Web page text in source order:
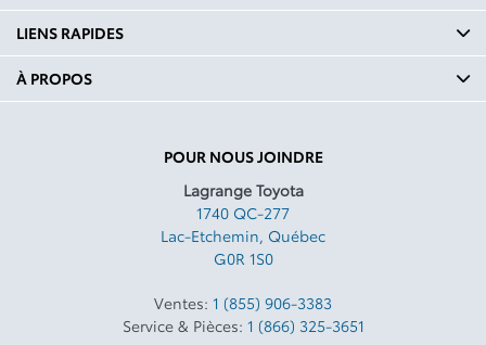
POUR NOUS JOINDRE
Lagrange Toyota
1740 QC-277
Lac-Etchemin, Québec
G0R 1S0
Ventes: 1 (855) 906-3383
Service & Pièces: 1 (866) 325-3651
LIENS RAPIDES
À PROPOS